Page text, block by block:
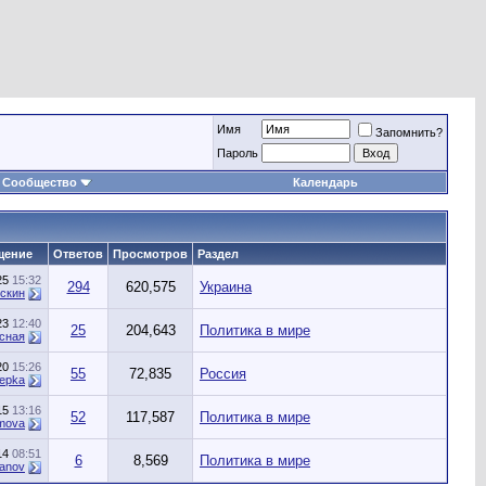
Имя
Запомнить?
Пароль
Сообщество Календарь
Ответов Просмотров Раздел
15:32
294 620,575 Украина
12:40
25 204,643 Политика в мире
15:26
55 72,835 Россия
13:16
52 117,587 Политика в мире
08:51
6 8,569 Политика в мире